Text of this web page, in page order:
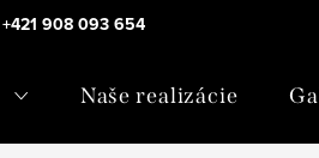
+421 908 093 654
Naše realizácie